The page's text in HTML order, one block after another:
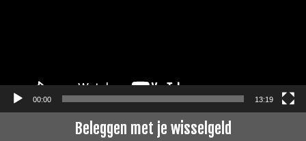
00:00 13:19
Beleggen met je wisselgeld